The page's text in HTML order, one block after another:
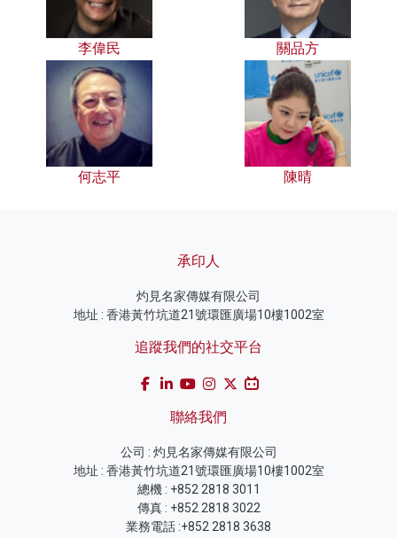
李偉民 關品方
何志平 陳晴
承印人
灼見名家傳媒有限公司
地址 : 香港黃竹坑道21號環匯廣場10樓1002室
追蹤我們的社交平台
聯絡我們
公司 : 灼見名家傳媒有限公司
地址 : 香港黃竹坑道21號環匯廣場10樓1002室
總機 : +852 2818 3011
傳真 : +852 2818 3022
業務電話 :+852 2818 3638